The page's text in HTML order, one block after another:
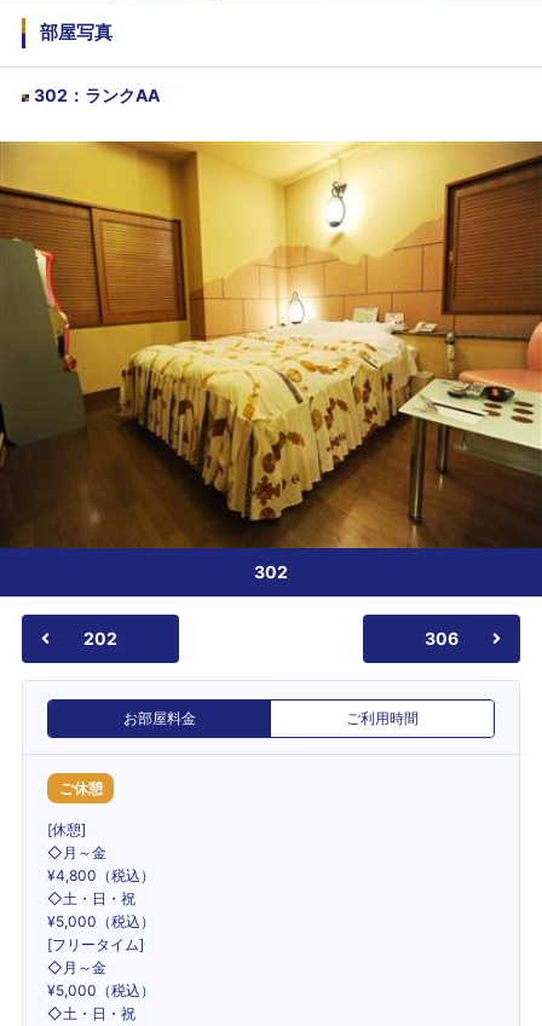
部屋写真
302 ： ランクAA
302
202 306
お部屋料金 ご利用時間
ご休憩
[休憩]
◇月～金
¥4,800（税込）
◇土・日・祝
¥5,000（税込）
[フリータイム]
◇月～金
¥5,000（税込）
◇土・日・祝